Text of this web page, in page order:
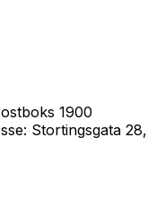
1900
Stortingsgata 28,